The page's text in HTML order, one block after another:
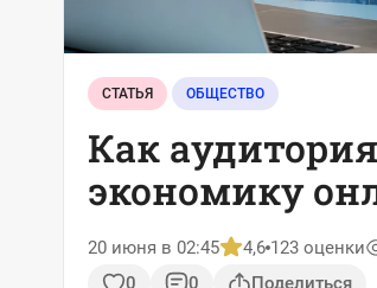
СТАТЬЯ ОБЩЕСТВО
Как
экономику
20 июня в 02:45 4,6 123 оценки
0
0 Поделиться